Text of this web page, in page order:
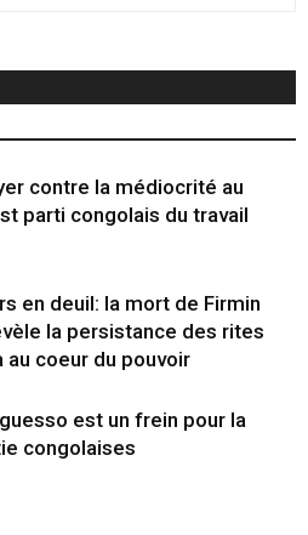
contre la médiocrité au
parti congolais du travail
en deuil: la mort de Firmin
la persistance des rites
au coeur du pouvoir
est un frein pour la
congolaises